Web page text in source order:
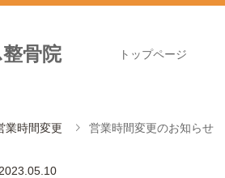
骨院 トップページ
業時間変更 営業時間変更のお知らせ
2023.05.10